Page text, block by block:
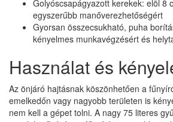
Golyóscsapágyazott kerekek: elöl 8
egyszerűbb manőverezhetőségért
Gyorsan összecsukható, puha
kényelmes munkavégzésért és
Használat és
Az önjáró hajtásnak köszönhetően a
emelkedőn vagy nagyobb területen is
nem kell a gépet tolni. A nagy 75 literes